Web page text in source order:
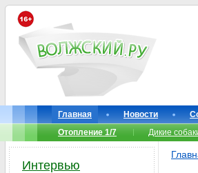
Главная Новости
Отопление 1/7
Дикие
Интервью